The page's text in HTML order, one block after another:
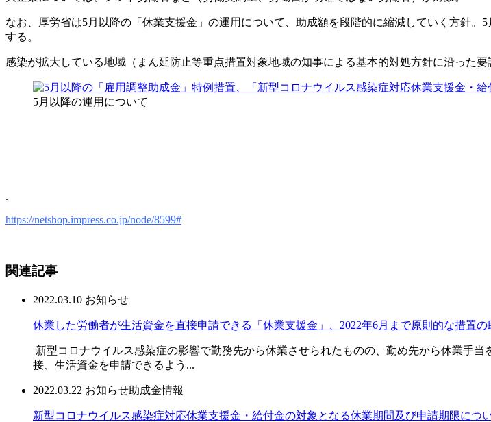
なお、厚労省は5月以降の「休業支援金」の運用について、助成額を段階的に縮減していく方針
する。
感染が拡大している地域（まん延防止等重点措置対象地域の知事による基本的対処方針に沿った
5月以降の運用について
.
https://netshop.impress.co.jp/node/8599#
関連記事
2022.03.10 お知らせ
休業した労働者が生活資金を直接申請できる「休業支援金」、2022年6月まで原則的な措置の
新型コロナウイルス感染症の影響で勤務先から休業させられたものの、勤め先から休業手
接、生活資金を申請できるよう...
2022.03.22 お知らせ助成金情報
新型コロナウイルス感染症対応休業支援金・給付金の対象となる休業期間及び申請期限につ